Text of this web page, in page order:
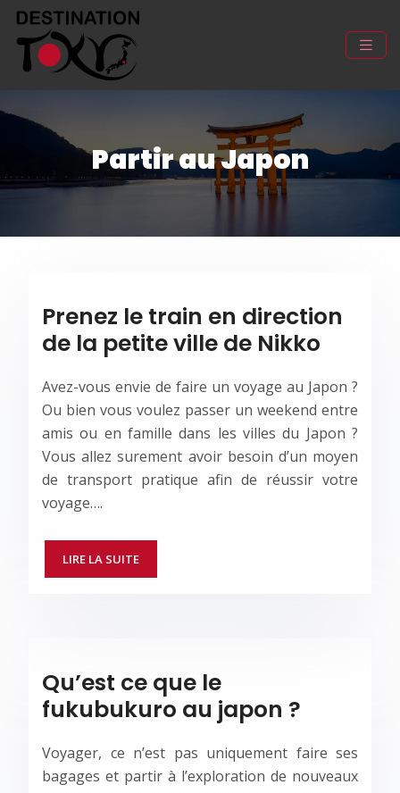
Partir au Japon
Prenez le train en direction
de la petite ville de Nikko
Avez-vous envie de faire un voyage au Japon ?
Ou bien vous voulez passer un weekend entre
amis ou en famille dans les villes du Japon ?
Vous allez surement avoir besoin d’un moyen
de transport pratique afin de réussir votre
voyage….
LIRE LA SUITE
Qu’est ce que le
fukubukuro au japon ?
Voyager, ce n’est pas uniquement faire ses
bagages et partir à l’exploration de nouveaux